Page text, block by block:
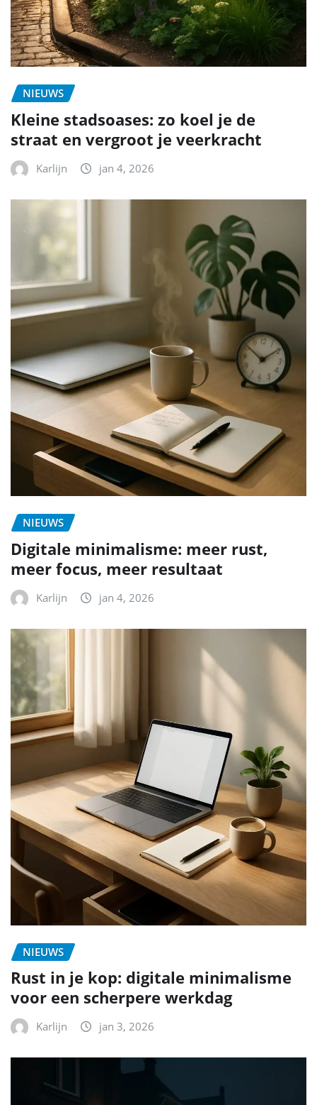
NIEUWS
Kleine stadsoases: zo koel je de
straat en vergroot je veerkracht
Karlijn jan 4, 2026
NIEUWS
Digitale minimalisme: meer rust,
meer focus, meer resultaat
Karlijn jan 4, 2026
NIEUWS
Rust in je kop: digitale minimalisme
voor een scherpere werkdag
Karlijn jan 3, 2026